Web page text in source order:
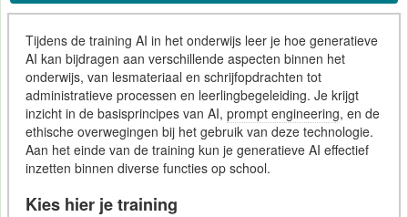
Tijdens de training AI in het onderwijs leer je hoe generatieve
AI kan bijdragen aan verschillende aspecten binnen het
onderwijs, van lesmateriaal en schrijfopdrachten tot
administratieve processen en leerlingbegeleiding. Je krijgt
inzicht in de basisprincipes van AI, prompt engineering, en de
ethische overwegingen bij het gebruik van deze technologie.
Aan het einde van de training kun je generatieve AI effectief
inzetten binnen diverse functies op school.
Kies hier je training